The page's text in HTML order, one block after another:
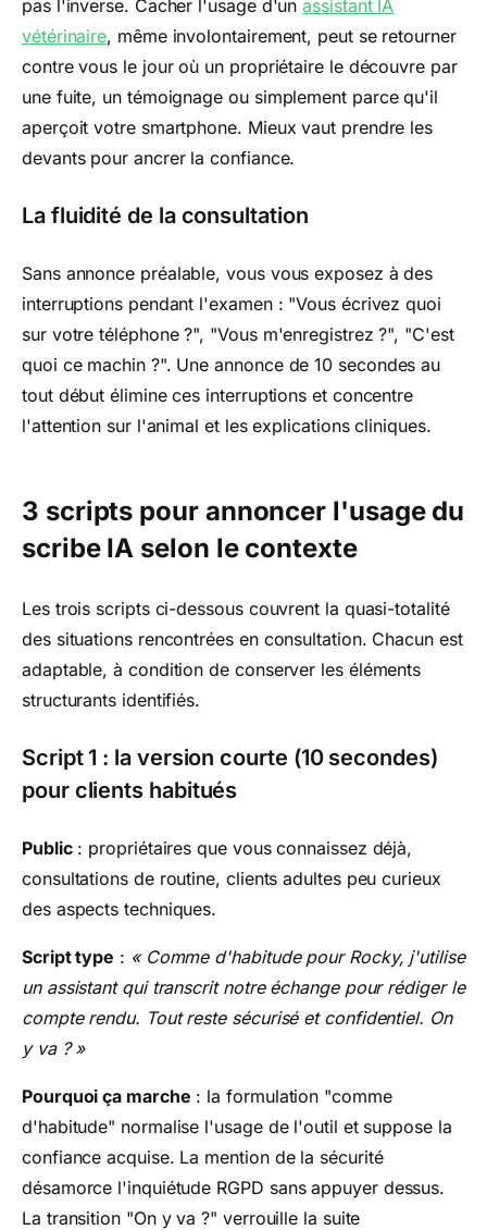
pas l'inverse. Cacher l'usage d'unassistant IA
vétérinaire, même involontairement, peut se retourner
contre vous le jour où un propriétaire le découvre par
une fuite, un témoignage ou simplement parce qu'il
aperçoit votre smartphone. Mieux vaut prendre les
devants pour ancrer la confiance.
La fluidité de la consultation
Sans annonce préalable, vous vous exposez à des
interruptions pendant l'examen : "Vous écrivez quoi
sur votre téléphone ?", "Vous m'enregistrez ?", "C'est
quoi ce machin ?". Une annonce de 10 secondes au
tout début élimine ces interruptions et concentre
l'attention sur l'animal et les explications cliniques.
3 scripts pour annoncer l'usage du
scribe IA selon le contexte
Les trois scripts ci-dessous couvrent la quasi-totalité
des situations rencontrées en consultation. Chacun est
adaptable, à condition de conserver les éléments
structurants identifiés.
Script 1 : la version courte (10 secondes)
pour clients habitués
Public: propriétaires que vous connaissez déjà,
consultations de routine, clients adultes peu curieux
des aspects techniques.
Script type : « Comme d'habitude pour Rocky, j'utilise
un assistant qui transcrit notre échange pour rédiger le
compte rendu. Tout reste sécurisé et confidentiel. On
y va ? »
Pourquoi ça marche : la formulation "comme
d'habitude" normalise l'usage de l'outil et suppose la
confiance acquise. La mention de la sécurité
désamorce l'inquiétude RGPD sans appuyer dessus.
La transition "On y va ?" verrouille la suite